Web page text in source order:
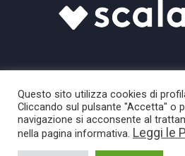
Sosa Academy © 2024 /
Questo sito utilizza cookies di
Cliccando sul pulsante "Accetta" o
navigazione si acconsente al
nella pagina informativa. Leggi le